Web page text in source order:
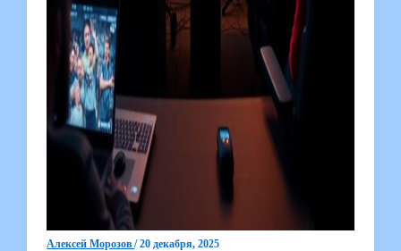
Алексей Морозов/20 декабря, 2025